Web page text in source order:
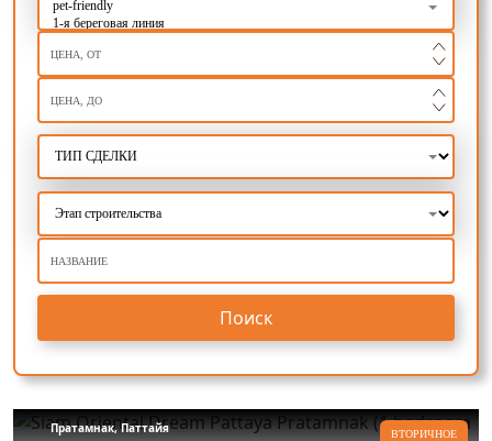
Поиск
Пратамнак, Паттайя ВТОРИЧНОЕ